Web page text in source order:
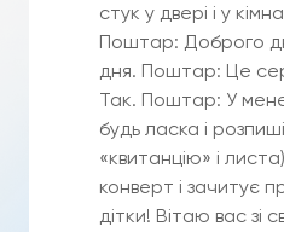
стук у двері і у
Поштар: Доброго
дня. Поштар: Це
Так. Поштар: У мене
будь ласка і
«квитанцію» і
конверт і зачитує
дітки! Вітаю вас зі